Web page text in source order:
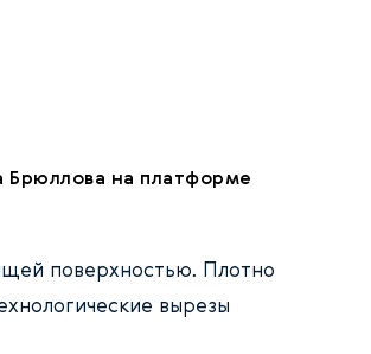
Брюллова на платформе
поверхностью. Плотно
вырезы